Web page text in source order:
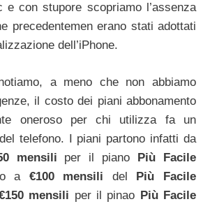
e con stupore scopriamo l’assenza
precedentemen erano stati adottati
dell’iPhone.
a meno che non abbiamo
il costo dei piani abbonamento
oneroso per chi utilizza fa un
telefono. I piani partono infatti da
mensili per il piano Più Facile
a €100 mensili del Più Facile
mensili per il pinao Più Facile